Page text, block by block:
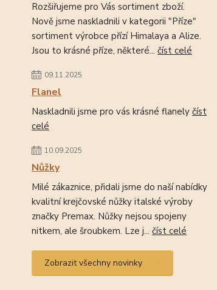
Rozšiřujeme pro Vás sortiment zboží.
Nově jsme naskladnili v kategorii "Příze"
sortiment výrobce přízí Himalaya a Alize.
Jsou to krásné příze, některé... číst celé
09.11.2025
Flanel
Naskladnili jsme pro vás krásné flanely číst
celé
10.09.2025
Nůžky
Milé zákaznice, přidali jsme do naší nabídky
kvalitní krejčovské nůžky italské výroby
značky Premax. Nůžky nejsou spojeny
nitkem, ale šroubkem. Lze j... číst celé
Zobrazit všechny novinky